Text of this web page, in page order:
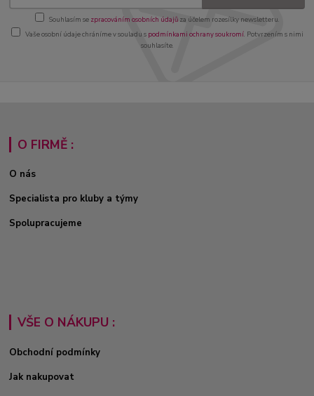
Souhlasím se zpracováním osobních údajůza účelem rozesílky newsletteru.
Vaše osobní údaje chráníme v souladu s podmínkami ochrany soukromí. Potvrzením s nimi
souhlasíte.
O FIRMĚ :
O nás
Specialista pro kluby a týmy
Spolupracujeme
VŠE O NÁKUPU :
Obchodní podmínky
Jak nakupovat